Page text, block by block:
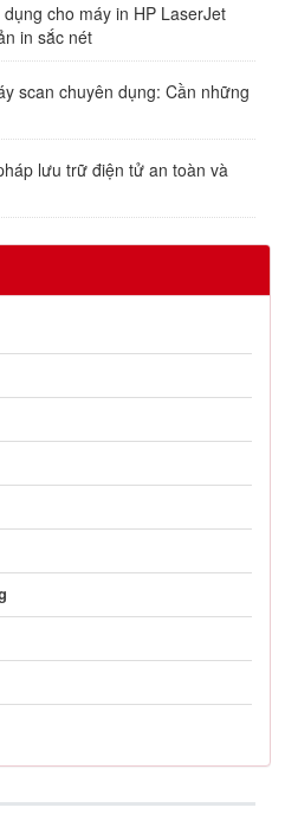
cho máy in HP LaserJet
in sắc nét
scan chuyên dụng: Cần những
lưu trữ điện tử an toàn và